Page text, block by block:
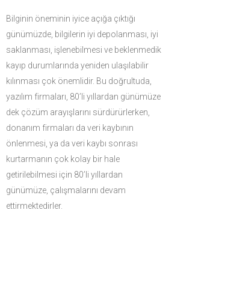
Bilginin öneminin iyice açığa çıktığı
günümüzde, bilgilerin iyi depolanması, iyi
saklanması, işlenebilmesi ve beklenmedik
kayıp durumlarında yeniden ulaşılabilir
kılınması çok önemlidir. Bu doğrultuda,
yazılım firmaları, 80’li yıllardan günümüze
dek çözüm arayışlarını sürdürürlerken,
donanım firmaları da veri kaybının
önlenmesi, ya da veri kaybı sonrası
kurtarmanın çok kolay bir hale
getirilebilmesi için 80’li yıllardan
günümüze, çalışmalarını devam
ettirmektedirler.